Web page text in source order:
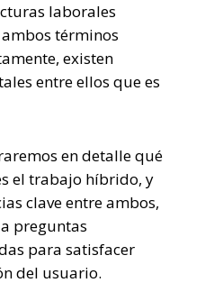
laborales
términos
existen
entre ellos que es
en detalle qué
el trabajo híbrido, y
clave entre ambos,
preguntas
para satisfacer
del usuario.